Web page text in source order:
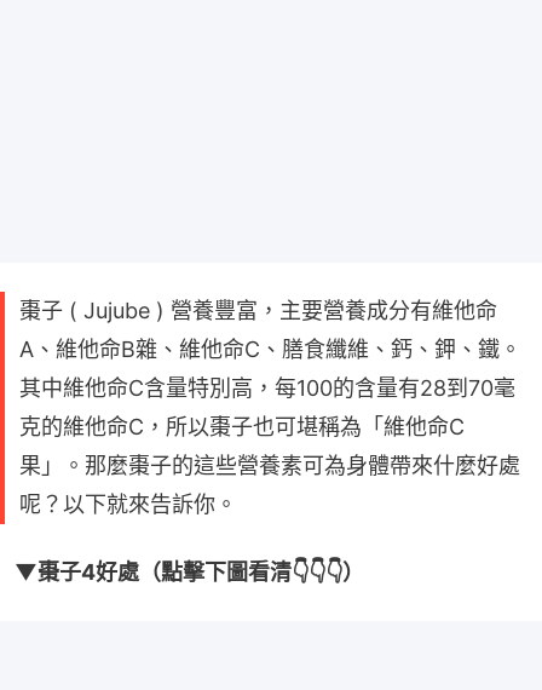
棗子 ( Jujube ) 營養豐富，主要營養成分有維他命
A、維他命B雜、維他命C、膳食纖維、鈣、鉀、鐵。
其中維他命C含量特別高，每100的含量有28到70毫
克的維他命C，所以棗子也可堪稱為「維他命C
果」。那麼棗子的這些營養素可為身體帶來什麼好處
呢？以下就來告訴你。
▼棗子4好處（點擊下圖看清👇👇👇）